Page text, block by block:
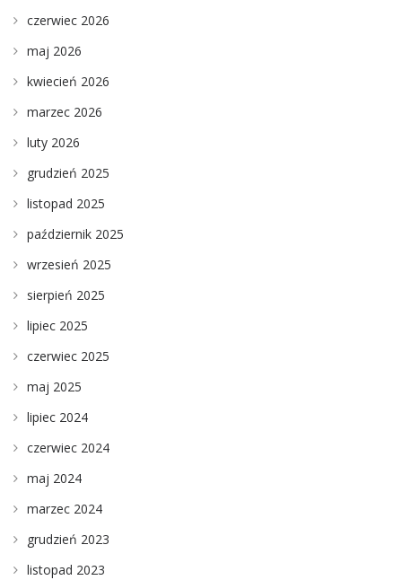
czerwiec 2026
maj 2026
kwiecień 2026
marzec 2026
luty 2026
grudzień 2025
listopad 2025
październik 2025
wrzesień 2025
sierpień 2025
lipiec 2025
czerwiec 2025
maj 2025
lipiec 2024
czerwiec 2024
maj 2024
marzec 2024
grudzień 2023
listopad 2023